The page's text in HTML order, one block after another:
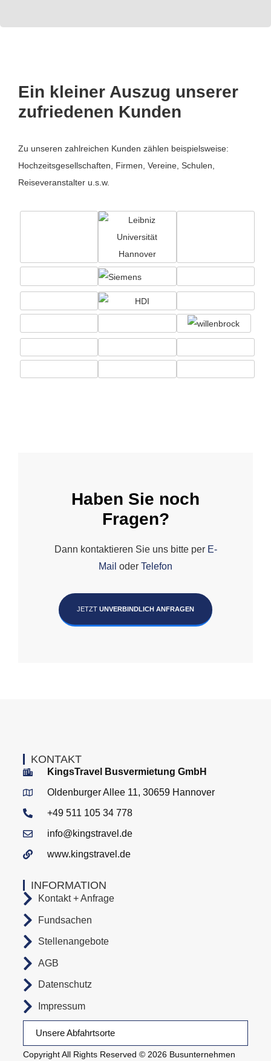
Ein kleiner Auszug unserer
zufriedenen Kunden
Zu unseren zahlreichen Kunden zählen beispielsweise:
Hochzeitsgesellschaften, Firmen, Vereine, Schulen,
Reiseveranstalter u.s.w.
Haben Sie noch
Fragen?
Dann kontaktieren Sie uns bitte per E-
Mail oder Telefon
JETZT UNVERBINDLICH ANFRAGEN
Copyright All Rights Reserved © 2026 Busunternehmen
Unsere Abfahrtsorte
INFORMATION
Kontakt + Anfrage
Fundsachen
Stellenangebote
AGB
Datenschutz
Impressum
KONTAKT
KingsTravel Busvermietung GmbH
Oldenburger Allee 11, 30659 Hannover
+49 511 105 34 778
info@kingstravel.de
www.kingstravel.de